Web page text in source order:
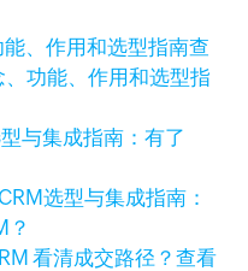
查
功能、作用和选型指
选型与集成指南：
？
查看